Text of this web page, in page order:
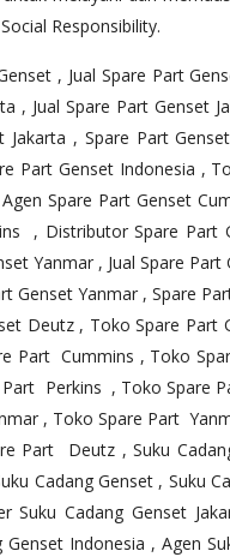
Responsibility.
, Jual Spare Part
, Jual Spare Part Genset
Jakarta , Spare Part
Part Genset Indonesia ,
Spare Part Genset
, Distributor Spare
Yanmar , Jual Spare
Genset Yanmar , Spare
Deutz , Toko Spare
Part Cummins , Toko
Perkins , Toko Spare
, Toko Spare Part
Part Deutz , Suku
Cadang Genset , Suku
Suku Cadang Genset
Indonesia , Agen